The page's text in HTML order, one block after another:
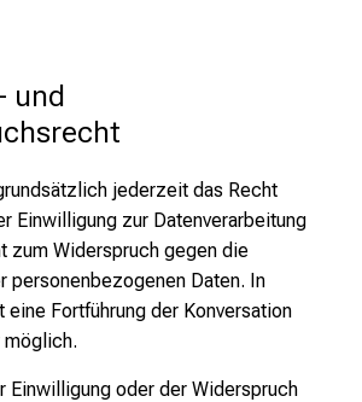
und
jederzeit das Recht
Einwilligung zur Datenverarbeitung
zum Widerspruch gegen die
personenbezogenen Daten. In
eine Fortführung der Konversation
möglich.
Einwilligung oder der Widerspruch